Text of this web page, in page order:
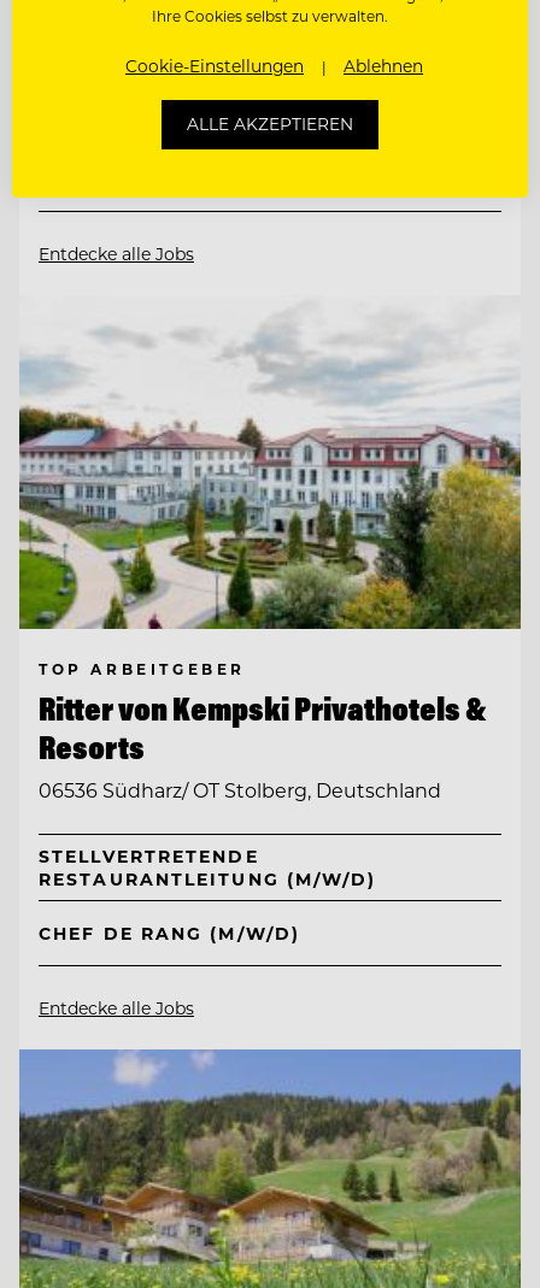
RESTAURANTLEITUNG STELLVERTRETUNG
Entdecke alle Jobs
TOP ARBEITGEBER
Ritter von Kempski Privathotels &
Resorts
06536 Südharz/ OT Stolberg, Deutschland
STELLVERTRETENDE
RESTAURANTLEITUNG (M/W/D)
CHEF DE RANG (M/W/D)
Entdecke alle Jobs
Ihre Cookies selbst zu verwalten.
Cookie-Einstellungen Ablehnen
ALLE AKZEPTIEREN